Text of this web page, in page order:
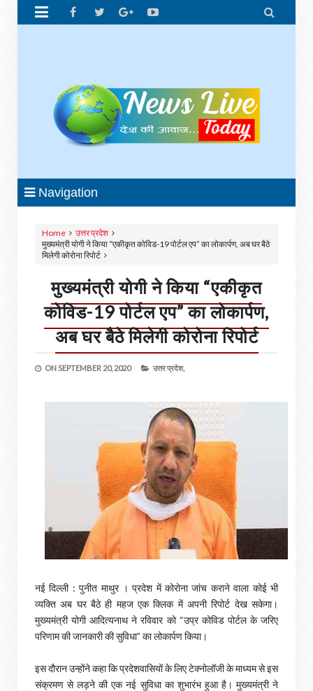
 
Navigation
Home
उत्तर प्रदेश
मुख्यमंत्री योगी ने किया “एकीकृत कोविड-19 पोर्टल एप” का लोकार्पण, अब घर बैठे
मिलेगी कोरोना रिपोर्ट
मुख्यमंत्री योगी ने किया “एकीकृत
कोविड-19 पोर्टल एप” का लोकार्पण,
अब घर बैठे मिलेगी कोरोना रिपोर्ट
ONSEPTEMBER 20, 2020 उत्तर प्रदेश,
नई दिल्ली : पुनीत माथुर । प्रदेश में कोरोना जांच कराने वाला कोई भी
व्यक्ति अब घर बैठे ही महज एक क्लिक में अपनी रिपोर्ट देख सकेगा।
मुख्यमंत्री योगी आदित्यनाथ ने रविवार को “उप्र कोविड पोर्टल के जरिए
परिणाम की जानकारी की सुविधा” का लोकार्पण किया।
इस दौरान उन्होंने कहा कि प्रदेशवासियों के लिए टेक्नोलॉजी के माध्यम से इस
संक्रमण से लड़ने की एक नई सुविधा का शुभारंभ हुआ है। मुख्यमंत्री ने